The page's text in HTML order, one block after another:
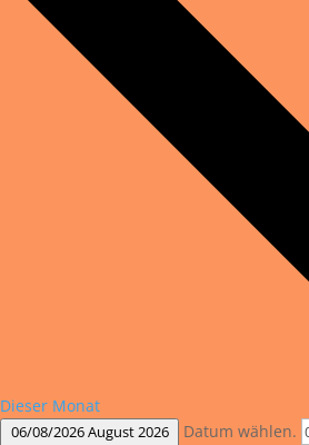
Dieser Monat
06/08/2026August 2026 Datum wählen.